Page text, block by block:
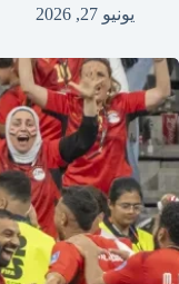
يونيو 27, 2026